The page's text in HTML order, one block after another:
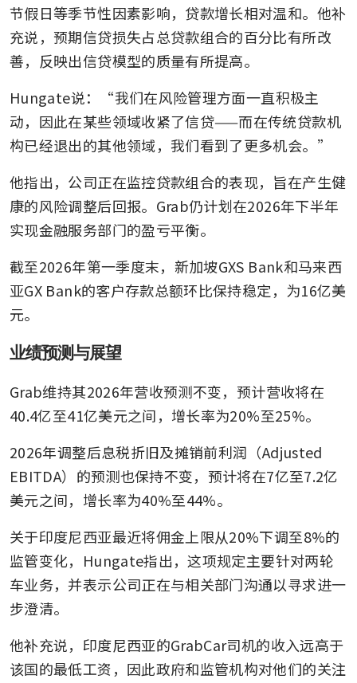
节假日等季节性因素影响，贷款增长相对温和。他补
充说，预期信贷损失占总贷款组合的百分比有所改
善，反映出信贷模型的质量有所提高。
Hungate说：“我们在风险管理方面一直积极主
动，因此在某些领域收紧了信贷——而在传统贷款机
构已经退出的其他领域，我们看到了更多机会。”
他指出，公司正在监控贷款组合的表现，旨在产生健
康的风险调整后回报。Grab仍计划在2026年下半年
实现金融服务部门的盈亏平衡。
截至2026年第一季度末，新加坡GXS Bank和马来西
亚GX Bank的客户存款总额环比保持稳定，为16亿美
元。
业绩预测与展望
Grab维持其2026年营收预测不变，预计营收将在
40.4亿至41亿美元之间，增长率为20%至25%。
2026年调整后息税折旧及摊销前利润（Adjusted
EBITDA）的预测也保持不变，预计将在7亿至7.2亿
美元之间，增长率为40%至44%。
关于印度尼西亚最近将佣金上限从20%下调至8%的
监管变化，Hungate指出，这项规定主要针对两轮
车业务，并表示公司正在与相关部门沟通以寻求进一
步澄清。
他补充说，印度尼西亚的GrabCar司机的收入远高于
该国的最低工资，因此政府和监管机构对他们的关注